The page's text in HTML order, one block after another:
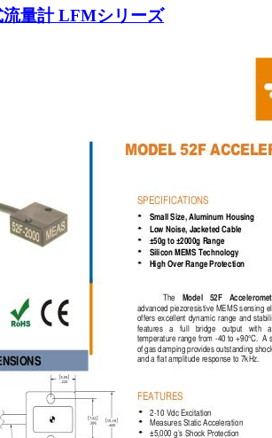
流量計 LFMシリーズ